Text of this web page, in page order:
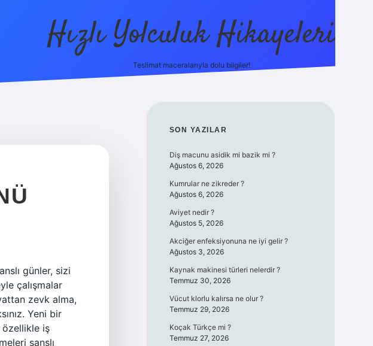
Hızlı Yolculuk Hikayeleri
Teslimat maceralarıyla dolu bilgiler!
günler, sizi
çalışmalar
zevk alma,
Yeni bir
özellikle iş
şanslı
SIDEBAR
SON YAZILAR
Diş macunu asidik mi bazik mi ?
Ağustos 6, 2026
Kumrular ne zikreder ?
Ağustos 6, 2026
Aviyet nedir ?
Ağustos 5, 2026
Akciğer enfeksiyonuna ne iyi gelir ?
Ağustos 3, 2026
Kaynak makinesi türleri nelerdir ?
Temmuz 30, 2026
Vücut klorlu kalırsa ne olur ?
Temmuz 29, 2026
Koçak Türkçe mi ?
Temmuz 27, 2026